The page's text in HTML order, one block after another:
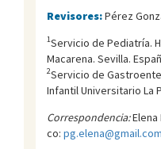
Revisores:Pérez
1Servicio de Pediatría.
Macarena. Sevilla.
2Servicio de
Infantil Universitario La
Correspondencia:Elena
co: pg.elena@gmail.com